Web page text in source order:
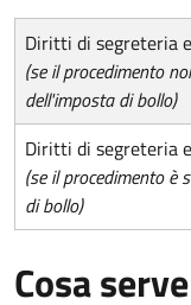
Diritti di segreteria
(se il procedimento
dell'imposta di bollo)
Diritti di segreteria
(se il procedimento è
di bollo)
Cosa serve